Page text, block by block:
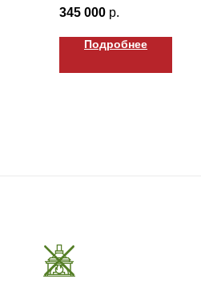
345 000 р.
Подробнее